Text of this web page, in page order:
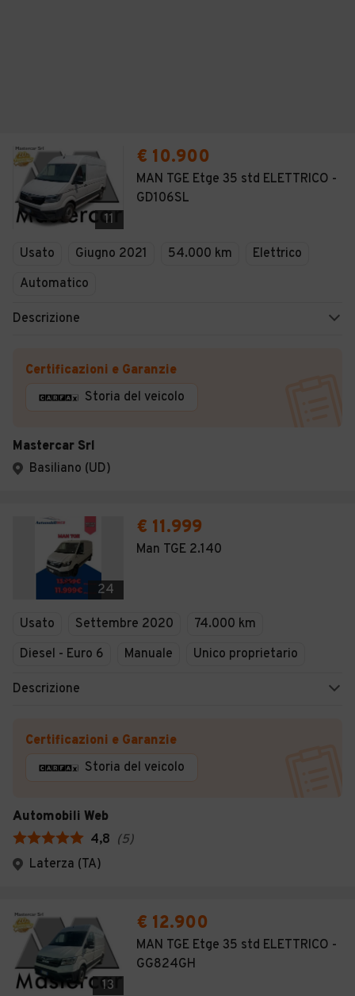
11
€ 10.900
MAN TGE Etge 35 std ELETTRICO -
GD106SL
Usato Giugno 2021 54.000 km
Elettrico
Automatico
Descrizione
Certificazioni e Garanzie
Storia del veicolo
Mastercar Srl
Basiliano (UD)
24
€ 11.999
Man TGE 2.140
Usato Settembre 2020
74.000 km
Diesel - Euro 6
Manuale Unico proprietario
Descrizione
Certificazioni e Garanzie
Storia del veicolo
Automobili Web
4,8 (5)
Laterza (TA)
13
€ 12.900
MAN TGE Etge 35 std ELETTRICO -
GG824GH